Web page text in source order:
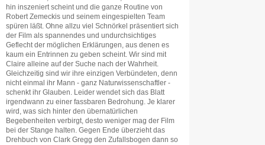
hin inszeniert scheint und die ganze Routine von
Robert Zemeckis und seinem eingespielten Team
spüren läßt. Ohne allzu viel Schnörkel präsentiert sich
der Film als spannendes und undurchsichtiges
Geflecht der möglichen Erklärungen, aus denen es
kaum ein Entrinnen zu geben scheint. Wir sind mit
Claire alleine auf der Suche nach der Wahrheit.
Gleichzeitig sind wir ihre einzigen Verbündeten, denn
nicht einmal ihr Mann - ganz Naturwissenschaftler -
schenkt ihr Glauben. Leider wendet sich das Blatt
irgendwann zu einer fassbaren Bedrohung. Je klarer
wird, was sich hinter den übernatürlichen
Begebenheiten verbirgt, desto weniger mag der Film
bei der Stange halten. Gegen Ende überzieht das
Drehbuch von Clark Gregg den Zufallsbogen dann so